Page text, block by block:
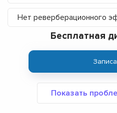
Нет реверберационного
Бесплатная